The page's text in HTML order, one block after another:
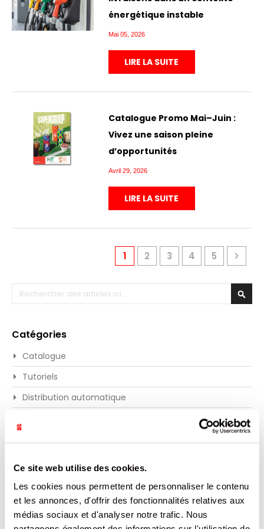
Ce site web utilise des cookies.
Les cookies nous permettent de personnaliser le contenu
et les annonces, d'offrir des fonctionnalités relatives aux
médias sociaux et d'analyser notre trafic. Nous
énergétique instable
Mai 05, 2026
LIRE LA SUITE
Catalogue Promo Mai–Juin :
Vivez une saison pleine
d’opportunités
Avril 29, 2026
LIRE LA SUITE
PageYou're currently reading page
1 Page
2 Page
3 Page
4 Page
5 Page
Catégories
Catalogue
Tutoriels
Distribution automatique
Evénements
Info Produits